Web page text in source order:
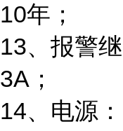
10年；
13、报警
3A ；
14、电源：